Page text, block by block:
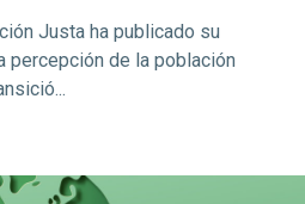
Justa ha publicado su
percepción de la población